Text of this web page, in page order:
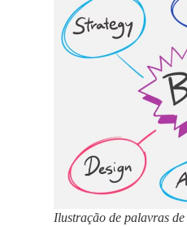
Ilustração de palavras